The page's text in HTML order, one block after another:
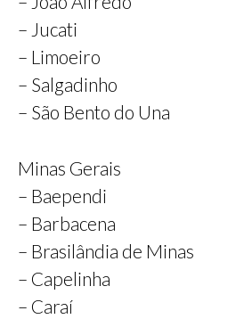
– Jucati
– Limoeiro
– Salgadinho
– São Bento do Una
Minas Gerais
– Baependi
– Barbacena
– Brasilândia de Minas
– Capelinha
– Caraí